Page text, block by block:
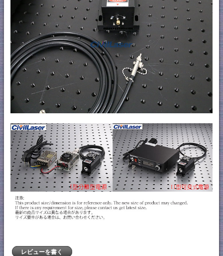
レビューを書く